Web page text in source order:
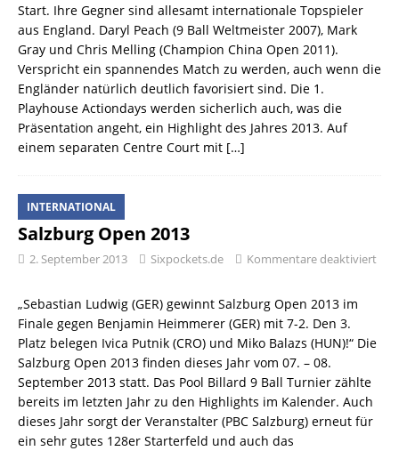
Start. Ihre Gegner sind allesamt internationale Topspieler
aus England. Daryl Peach (9 Ball Weltmeister 2007), Mark
Gray und Chris Melling (Champion China Open 2011).
Verspricht ein spannendes Match zu werden, auch wenn die
Engländer natürlich deutlich favorisiert sind. Die 1.
Playhouse Actiondays werden sicherlich auch, was die
Präsentation angeht, ein Highlight des Jahres 2013. Auf
einem separaten Centre Court mit […]
INTERNATIONAL
Salzburg Open 2013
2. September 2013 Sixpockets.de Kommentare deaktiviert
„Sebastian Ludwig (GER) gewinnt Salzburg Open 2013 im
Finale gegen Benjamin Heimmerer (GER) mit 7-2. Den 3.
Platz belegen Ivica Putnik (CRO) und Miko Balazs (HUN)!“ Die
Salzburg Open 2013 finden dieses Jahr vom 07. – 08.
September 2013 statt. Das Pool Billard 9 Ball Turnier zählte
bereits im letzten Jahr zu den Highlights im Kalender. Auch
dieses Jahr sorgt der Veranstalter (PBC Salzburg) erneut für
ein sehr gutes 128er Starterfeld und auch das